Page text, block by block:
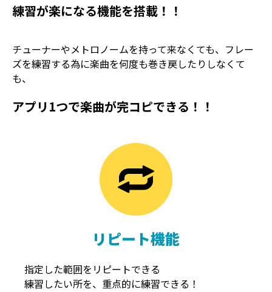
練習が楽になる機能を搭載！！
チューナーやメトロノームを持って来なくても、フレー
ズを練習する為に楽曲を何度も巻き戻したりしなくて
も、
アプリ1つで楽曲が完コピできる！！
リピート機能
指定した範囲をリピートできる
練習したい所を、重点的に練習できる！